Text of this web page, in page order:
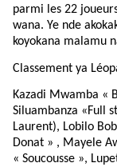
parmi les 22
wana. Ye nde
koyokana malamu
Classement ya
Kazadi Mwamba «
Siluambanza «Full
Laurent), Lobilo
Donat » , Mayele
« Soucousse »,